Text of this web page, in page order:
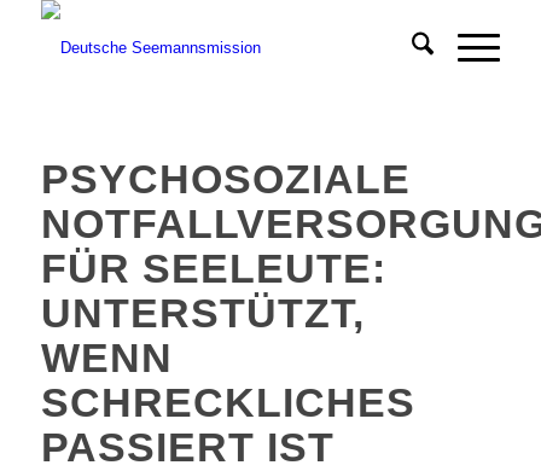
PSYCHOSOZIALE
FÜR SEELEUTE:
UNTERSTÜTZT,
WENN
SCHRECKLICHES
PASSIERT IST